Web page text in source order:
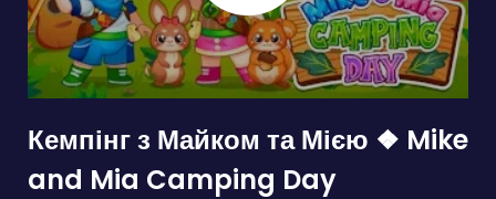
Кемпінг з Майком та Мією ❖ Mike
and Mia Camping Day